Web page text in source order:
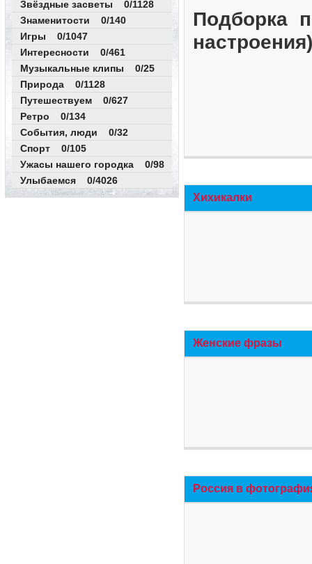
Звёздные засветы 0/1128
Знаменитости 0/140
Игры 0/1047
Интересности 0/461
Музыкальные клипы 0/25
Природа 0/1128
Путешествуем 0/627
Ретро 0/134
События, люди 0/32
Спорт 0/105
Ужасы нашего городка 0/98
Улыбаемся 0/4026
Подборка
Хихикалки
Женские фразы
Россия в